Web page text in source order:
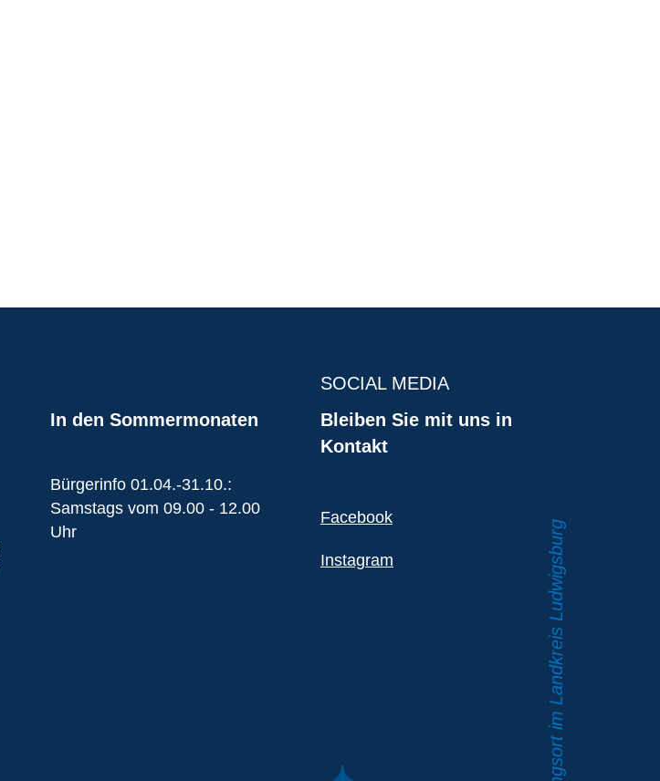
In den Sommermonaten
Bürgerinfo 01.04.-31.10.:
Samstags vom 09.00 - 12.00
Uhr
SOCIAL MEDIA
Bleiben Sie mit uns in
Kontakt
Facebook
Instagram